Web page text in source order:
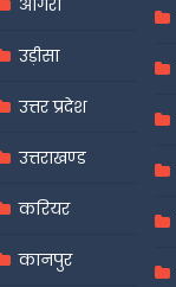
आगरा
उड़ीसा
उत्तर प्रदेश
उत्तराखण्ड
करियर
कानपुर